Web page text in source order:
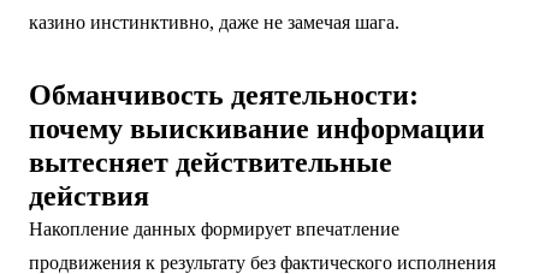
казино инстинктивно, даже не замечая шага.
Обманчивость деятельности:
почему выискивание информации
вытесняет действительные
действия
Накопление данных формирует впечатление
продвижения к результату без фактического исполнения